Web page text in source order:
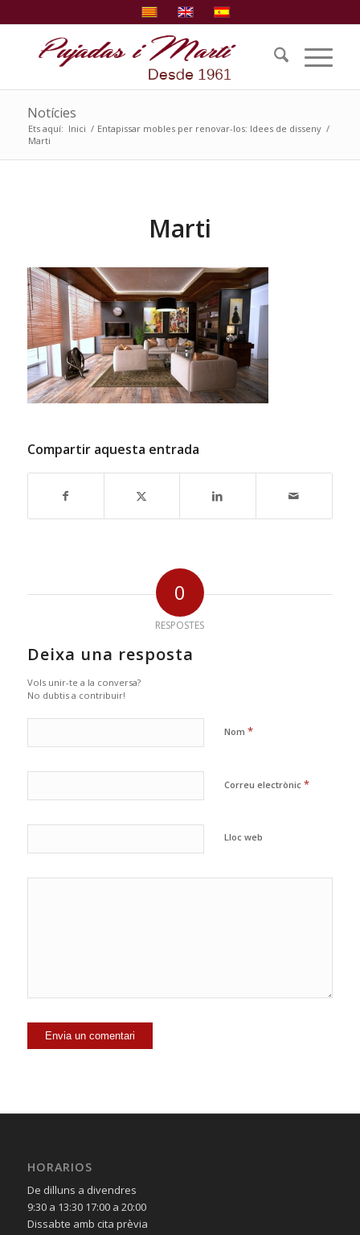
Notícies
Ets aquí: Inici / Entapissar mobles per renovar-los: Idees de disseny /
Marti
Marti
Compartir aquesta entrada
0
RESPOSTES
Deixa una resposta
Vols unir-te a la conversa?
No dubtis a contribuir!
Nom *
Correu electrònic *
Lloc web
HORARIOS
De dilluns a divendres
9:30 a 13:30 17:00 a 20:00
Dissabte amb cita prèvia